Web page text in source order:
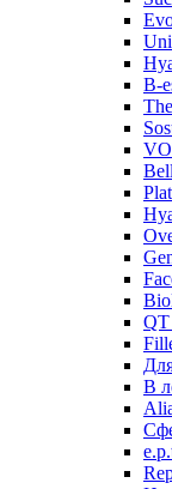
B-
QT
В